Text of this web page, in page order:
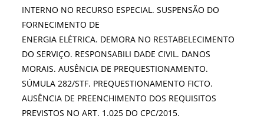
INTERNO NO RECURSO ESPECIAL. SUSPENSÃO DO
FORNECIMENTO DE
ENERGIA ELÉTRICA. DEMORA NO RESTABELECIMENTO
DO SERVIÇO. RESPONSABILI DADE CIVIL. DANOS
MORAIS. AUSÊNCIA DE PREQUESTIONAMENTO.
SÚMULA 282/STF. PREQUESTIONAMENTO FICTO.
AUSÊNCIA DE PREENCHIMENTO DOS REQUISITOS
PREVISTOS NO ART. 1.025 DO CPC/2015.